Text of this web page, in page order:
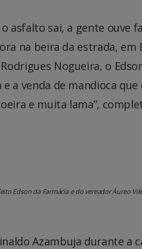
asfalto sai, a gente ouve
na beira da estrada, em
Nogueira, o
a venda de mandioca
e muita lama”,
Edson da Farmácia e do vereador Áureo
Azambuja durante a